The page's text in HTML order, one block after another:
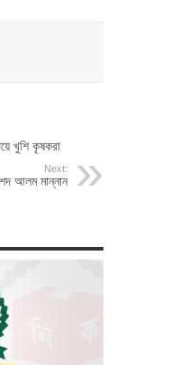
খুশি কৃষকরা
Next:
আলম মান্নান